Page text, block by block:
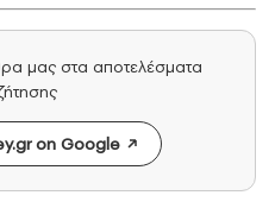
μας στα αποτελέσματα
on Google